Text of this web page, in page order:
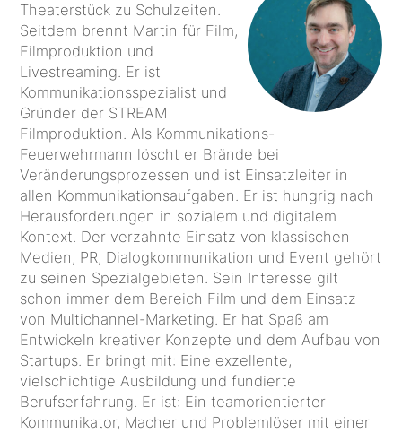
Theaterstück zu Schulzeiten.
Seitdem brennt Martin für Film,
Filmproduktion und
Livestreaming. Er ist
Kommunikationsspezialist und
Gründer der STREAM
Filmproduktion. Als Kommunikations-
Feuerwehrmann löscht er Brände bei
Veränderungsprozessen und ist Einsatzleiter in
allen Kommunikationsaufgaben. Er ist hungrig nach
Herausforderungen in sozialem und digitalem
Kontext. Der verzahnte Einsatz von klassischen
Medien, PR, Dialogkommunikation und Event gehört
zu seinen Spezialgebieten. Sein Interesse gilt
schon immer dem Bereich Film und dem Einsatz
von Multichannel-Marketing. Er hat Spaß am
Entwickeln kreativer Konzepte und dem Aufbau von
Startups. Er bringt mit: Eine exzellente,
vielschichtige Ausbildung und fundierte
Berufserfahrung. Er ist: Ein teamorientierter
Kommunikator, Macher und Problemlöser mit einer